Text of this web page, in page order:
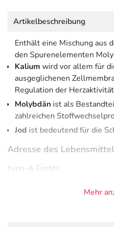
Artikelbeschreibung
Enthält eine Mischung aus
den Spurenelementen
Kalium wird vor allem für
ausgeglichenen
Regulation der
Molybdän ist als
zahlreichen
Jod ist bedeutend für die
Adresse des
hypo-A GmbH
Mehr